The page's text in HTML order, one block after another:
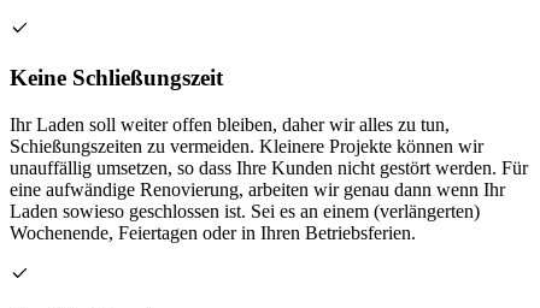
Keine Schließungszeit
Ihr Laden soll weiter offen bleiben, daher wir alles zu tun,
Schießungszeiten zu vermeiden. Kleinere Projekte können wir
unauffällig umsetzen, so dass Ihre Kunden nicht gestört werden. Für
eine aufwändige Renovierung, arbeiten wir genau dann wenn Ihr
Laden sowieso geschlossen ist. Sei es an einem (verlängerten)
Wochenende, Feiertagen oder in Ihren Betriebsferien.